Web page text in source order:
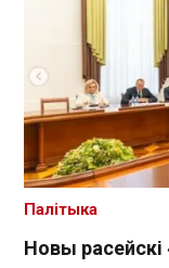
Новы
Палітыка